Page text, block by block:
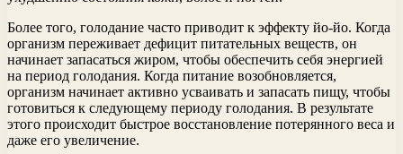
Более того, голодание часто приводит к эффекту йо-йо. Когда
организм переживает дефицит питательных веществ, он
начинает запасаться жиром, чтобы обеспечить себя энергией
на период голодания. Когда питание возобновляется,
организм начинает активно усваивать и запасать пищу, чтобы
готовиться к следующему периоду голодания. В результате
этого происходит быстрое восстановление потерянного веса и
даже его увеличение.